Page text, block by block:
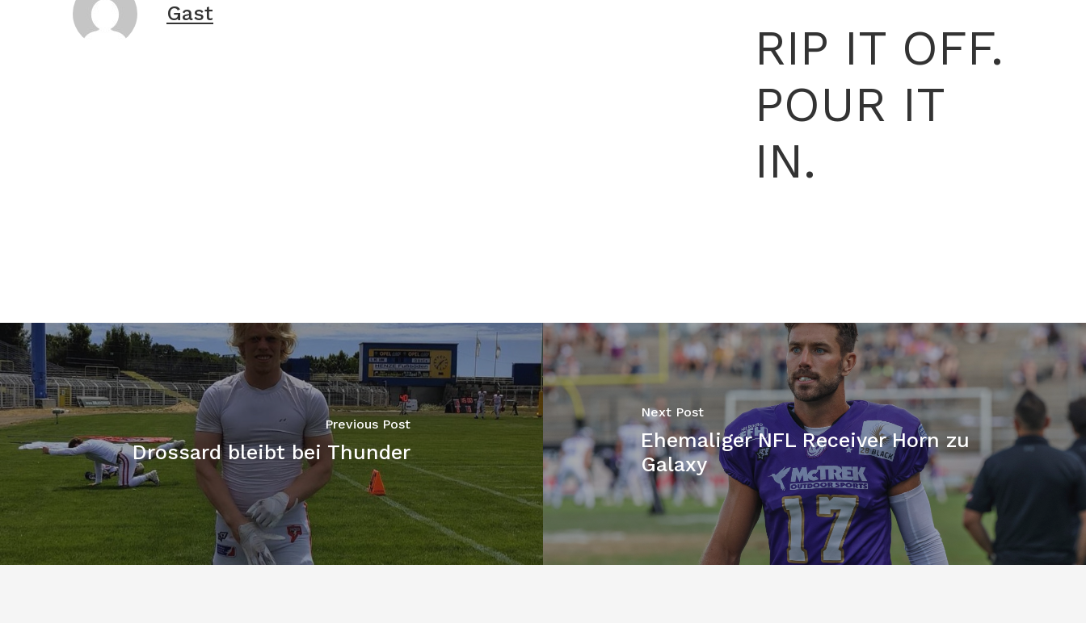
Gast
RIP IT OFF.
POUR IT
IN.
Previous Post
Drossard bleibt bei Thunder
Next Post
Ehemaliger NFL Receiver Horn zu
Galaxy